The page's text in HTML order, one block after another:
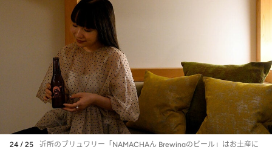
24 / 25 近所のブリュワリー「NAMACHAん Brewingのビール」はお土産に